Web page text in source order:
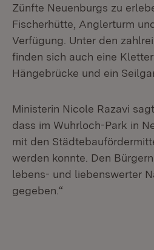
Zünfte Neuenburgs zu
Fischerhütte, Anglerturm
Verfügung. Unter den
finden sich auch eine
Hängebrücke und ein
Ministerin Nicole Razavi
dass im Wuhrloch-Park in
mit den
werden konnte. Den
lebens- und liebenswerter
gegeben.“